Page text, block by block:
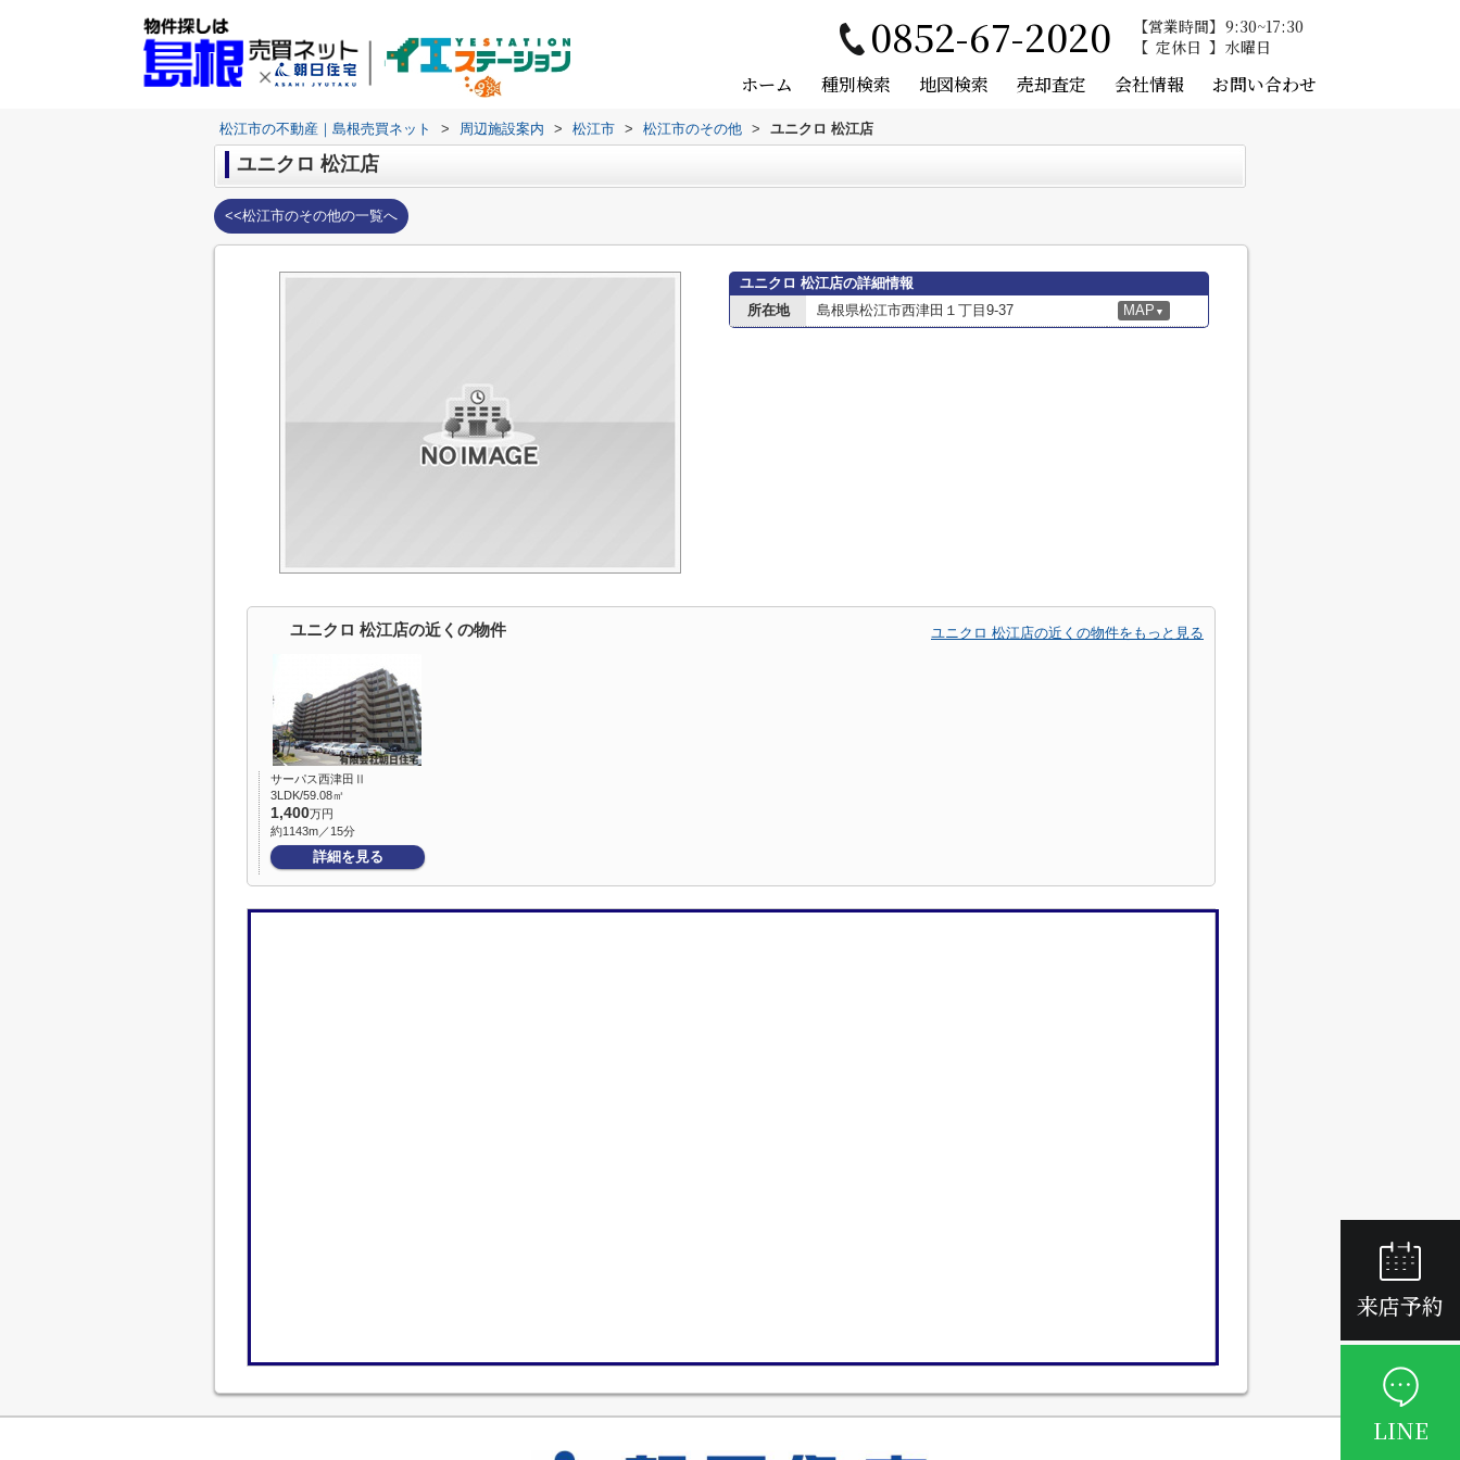
0852-67-2020 営業時間
9:30~17:30
定休日
水曜日
ホーム 種別検索 地図検索 売却査定 会社情報 お問い合わせ
来店予約
LINE
松江市の不動産｜島根売買ネット > 周辺施設案内 > 松江市 > 松江市のその他 > ユニクロ 松江店
ユニクロ 松江店
<<松江市のその他の一覧へ
ユニクロ 松江店の詳細情報
所在地
島根県松江市西津田１丁目9-37 MAP ▼
ユニクロ 松江店の近くの物件 ユニクロ 松江店の近くの物件をもっと見る
サーパス西津田Ⅱ
3LDK/59.08㎡
1,400万円
約1143m／15分
詳細を見る